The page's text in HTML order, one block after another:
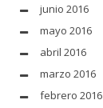
junio 2016
mayo 2016
abril 2016
marzo 2016
febrero 2016